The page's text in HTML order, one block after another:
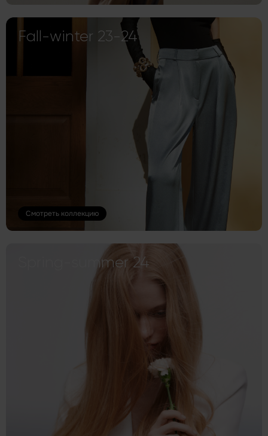
Fall-winter 23-24
Смотреть коллекцию
Spring-summer 24